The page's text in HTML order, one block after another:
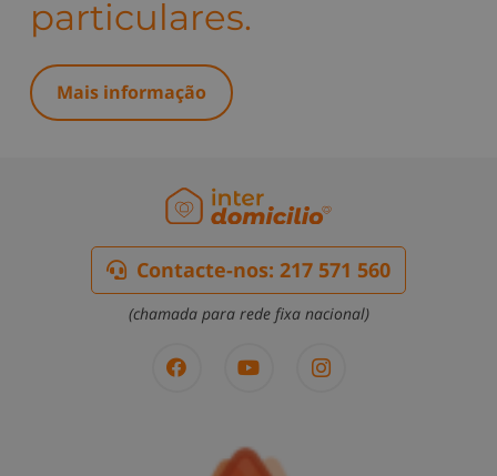
particulares.
Mais informação
Contacte-nos: 217 571 560
(chamada para rede fixa nacional)